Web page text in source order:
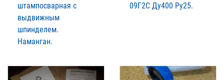
штампосварная с
выдвижным
шпинделем.
Наманган.
09Г2С Ду400 Ру25.